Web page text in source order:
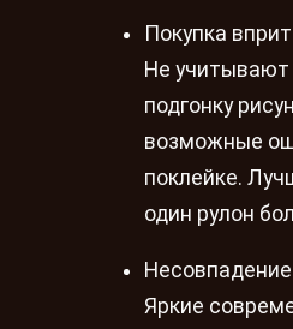
Покупка
Не учитывают
подгонку
возможные
поклейке.
один рулон
Яркие